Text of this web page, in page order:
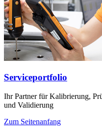
Serviceportfolio
Ihr Partner für Kalibrierung,
und Validierung
Zum Seitenanfang